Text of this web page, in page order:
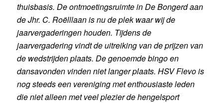
thuisbasis. De ontmoetingsruimte in De Bongerd aan
de Jhr. C. Roëlllaan is nu de plek waar wij de
jaarvergaderingen houden. Tijdens de
jaarvergadering vindt de uitreiking van de prijzen van
de wedstrijden plaats. De genoemde bingo en
dansavonden vinden niet langer plaats. HSV Flevo is
nog steeds een vereniging met enthousiaste leden
die niet alleen met veel plezier de hengelsport